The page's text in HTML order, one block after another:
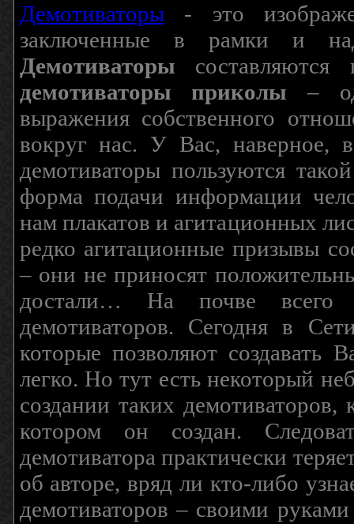
Демотиваторы- это
заключенные в рамки и
Демотиваторы составляются
демотиваторы приколы –
выражения собственного
вокруг нас. У Вас, наверное,
демотиваторы пользуются
форма подачи информации
нам плакатов и агитационных
редко агитационные призывы
– они не приносят
достали… На почве всего
демотиваторов. Сегодня в
которые позволяют создавать
легко. Но тут есть некоторый
создании таких
котором он создан.
демотиватора практически
об авторе, вряд ли кто-либо
демотиваторов – своими